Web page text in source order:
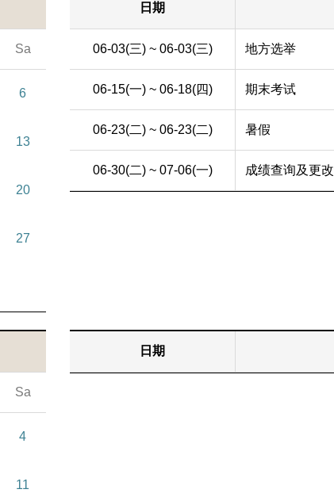
Sa
6
13
20
27
日期
06-03(三) ~ 06-03(三) 地方选举
06-15(一) ~ 06-18(四) 期末考试
06-23(二) ~ 06-23(二) 暑假
06-30(二) ~ 07-06(一) 成绩查询及更改
Sa
4
11
日期